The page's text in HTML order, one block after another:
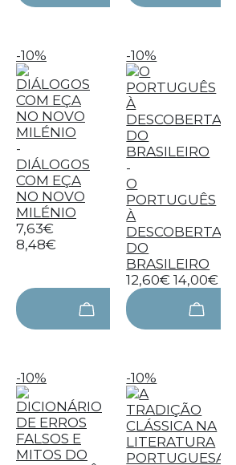
-10%
-
DIÁLOGOS
COM EÇA
NO NOVO
MILÉNIO
7,63€
8,48€
-10%
-
O
PORTUGUÊS
À
DESCOBERTA
DO
BRASILEIRO
12,60€ 14,00€
-10% -10%